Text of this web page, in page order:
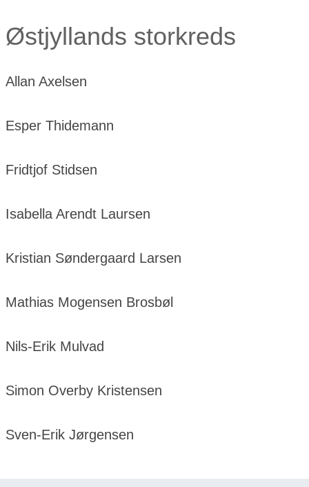
Østjyllands storkreds
Allan Axelsen
Esper Thidemann
Fridtjof Stidsen
Isabella Arendt Laursen
Kristian Søndergaard Larsen
Mathias Mogensen Brosbøl
Nils-Erik Mulvad
Simon Overby Kristensen
Sven-Erik Jørgensen